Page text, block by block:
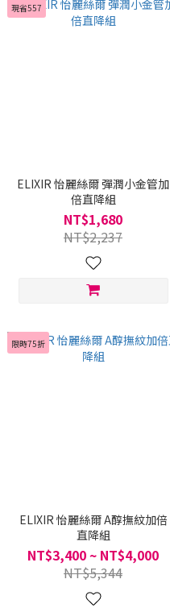
現省557
ELIXIR 怡麗絲爾 彈潤小金管加
倍直降組
NT$1,680
NT$2,237
限時75折
ELIXIR 怡麗絲爾 A醇撫紋加倍
直降組
NT$3,400 ~ NT$4,000
NT$5,344